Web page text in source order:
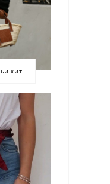
Плетене торбе су летњи хит који морате имати